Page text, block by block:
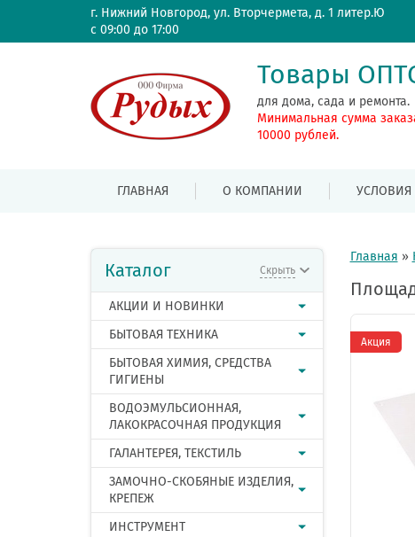
г. Нижний Новгород, ул. Вторчермета, д. 1 литер.Ю
с 09:00 до 17:00
Товары
для дома, сада и ремонта.
Минимальная сумма
10000 рублей.
ГЛАВНАЯ О КОМПАНИИ УСЛОВИЯ
Каталог Скрыть
АКЦИИ И НОВИНКИ
БЫТОВАЯ ТЕХНИКА
БЫТОВАЯ ХИМИЯ, СРЕДСТВА
ГИГИЕНЫ
ВОДОЭМУЛЬСИОННАЯ,
ЛАКОКРАСОЧНАЯ ПРОДУКЦИЯ
ГАЛАНТЕРЕЯ, ТЕКСТИЛЬ
ЗАМОЧНО-СКОБЯНЫЕ ИЗДЕЛИЯ,
КРЕПЕЖ
ИНСТРУМЕНТ
Главная »
Акция